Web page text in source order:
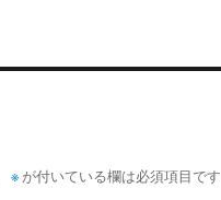
※ が付いている欄は必須項目です